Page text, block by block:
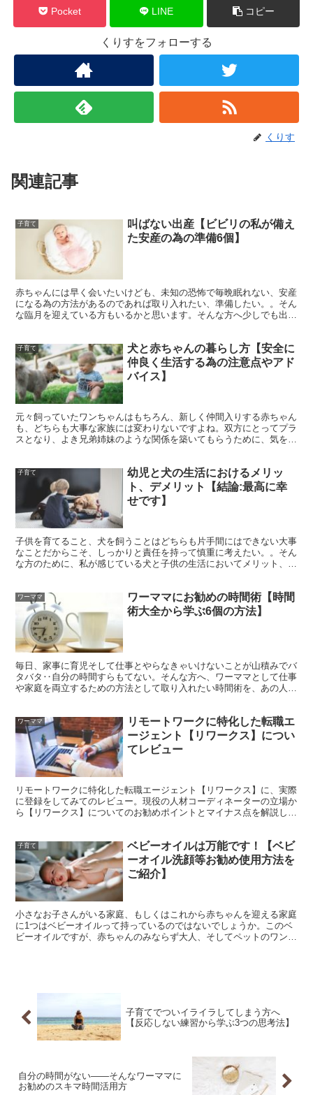
Pocket LINE コピー
くりすをフォローする
くりす
関連記事
子育て
叫ばない出産【ビビリの私が備え
た安産の為の準備6個】
赤ちゃんには早く会いたいけども、未知の恐怖で毎晩眠れない、安産
になる為の方法があるのであれば取り入れたい、準備したい。。そん
な臨月を迎えている方もいるかと思います。そんな方へ少しでも出産
子育て
犬と赤ちゃんの暮らし方【安全に
仲良く生活する為の注意点やアド
バイス】
元々飼っていたワンちゃんはもちろん、新しく仲間入りする赤ちゃん
も、どちらも大事な家族には変わりないですよね。双方にとってプラ
スとなり、よき兄弟姉妹のような関係を築いてもらうために、気を付
子育て
幼児と犬の生活におけるメリッ
ト、デメリット【結論:最高に幸
せです】
子供を育てること、犬を飼うことはどちらも片手間にはできない大事
なことだからこそ、しっかりと責任を持って慎重に考えたい。。そん
な方のために、私が感じている犬と子供の生活においてメリット、そ
ワーママ
ワーママにお勧めの時間術【時間
術大全から学ぶ6個の方法】
毎日、家事に育児そして仕事とやらなきゃいけないことが山積みでバ
タバタ‥自分の時間すらもてない。そんな方へ、ワーママとして仕事
や家庭を両立するための方法として取り入れたい時間術を、あの人気
ます。
ワーママ
リモートワークに特化した転職エ
ージェント【リワークス】につい
てレビュー
リモートワークに特化した転職エージェント【リワークス】に、実際
に登録をしてみてのレビュー。現役の人材コーディネーターの立場か
ら【リワークス】についてのお勧めポイントとマイナス点を解説しま
子育て
ベビーオイルは万能です！【ベビ
ーオイル洗顔等お勧め使用方法を
ご紹介】
小さなお子さんがいる家庭、もしくはこれから赤ちゃんを迎える家庭
に1つはベビーオイルって持っているのではないでしょうか。このベ
ビーオイルですが、赤ちゃんのみならず大人、そしてペットのワンち
子育てでついイライラしてしまう方へ
【反応しない練習から学ぶ3つの思考法】
自分の時間がない——そんなワーママに
お勧めのスキマ時間活用方